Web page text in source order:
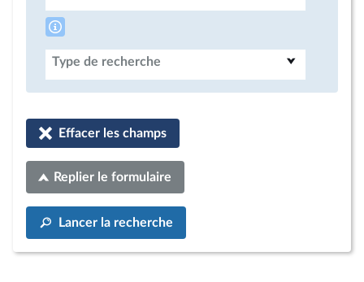
Type de recherche
Effacer les champs
Replier le formulaire
Lancer la recherche